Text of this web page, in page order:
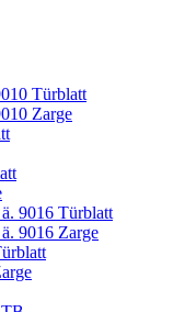
Türblatt
Zarge
9016 Türblatt
9016 Zarge